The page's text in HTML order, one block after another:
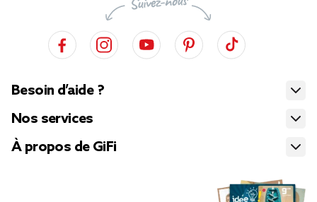
Besoin d’aide ?
Nos services
À propos de GiFi